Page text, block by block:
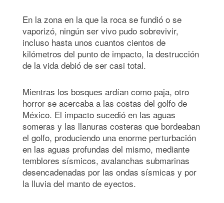
En la zona en la que la roca se fundió o se
vaporizó, ningún ser vivo pudo sobrevivir,
incluso hasta unos cuantos cientos de
kilómetros del punto de impacto, la destrucción
de la vida debió de ser casi total.
Mientras los bosques ardían como paja, otro
horror se acercaba a las costas del golfo de
México. El impacto sucedió en las aguas
someras y las llanuras costeras que bordeaban
el golfo, produciendo una enorme perturbación
en las aguas profundas del mismo, mediante
temblores sísmicos, avalanchas submarinas
desencadenadas por las ondas sísmicas y por
la lluvia del manto de eyectos.